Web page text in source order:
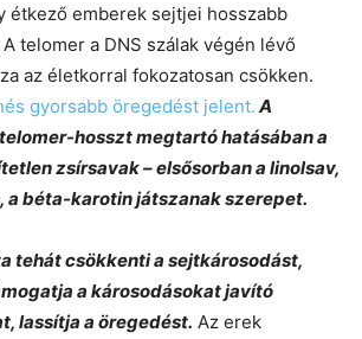
étkező emberek sejtjei hosszabb
telomer a DNS szálak végén lévő
az életkorral fokozatosan csökken.
gyorsabb öregedést jelent. A
hosszt megtartó hatásában a
zsírsavak – elsősorban a linolsav,
a béta-karotin játszanak szerepet.
tehát csökkenti a sejtkárosodást,
a károsodásokat javító
lassítja a öregedést. Az erek